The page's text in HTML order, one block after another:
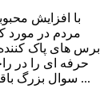
با افزایش
مردم در مورد
برس های پاک
حرفه ای را در
سوال بزرگ باقی می ماند: آیا دستگاه های زیبایی در خانه ...